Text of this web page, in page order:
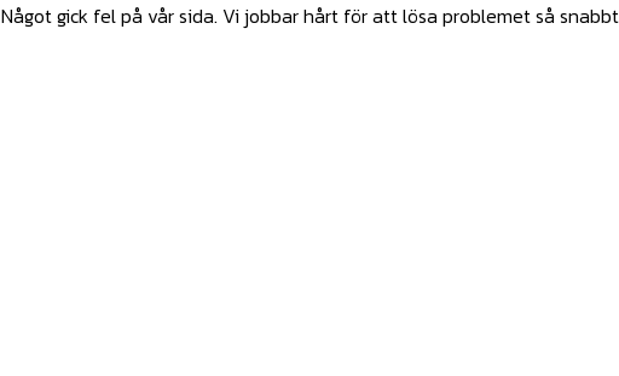
Något gick fel på vår sida. Vi jobbar hårt för att lösa problemet så